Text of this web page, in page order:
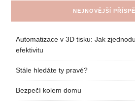
NEJNOVĚJŠÍ
Automatizace v 3D tisku: Jak
efektivitu
Stále hledáte ty pravé?
Bezpečí kolem domu